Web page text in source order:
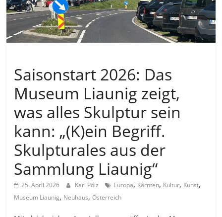
Saisonstart 2026: Das
Museum Liaunig zeigt,
was alles Skulptur sein
kann: „(K)ein Begriff.
Skulpturales aus der
Sammlung Liaunig“
25. April 2026 Karl Pölz Europa, Kärnten, Kultur, Kunst,
Museum Liaunig, Neuhaus,Österreich